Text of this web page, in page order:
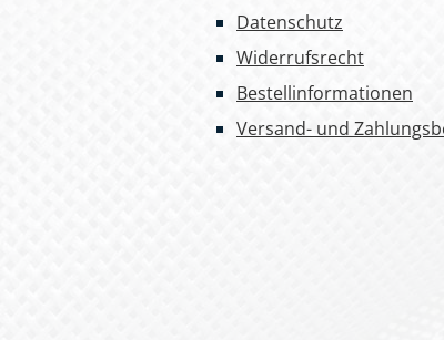
Datenschutz
Widerrufsrecht
Bestellinformationen
Versand- und